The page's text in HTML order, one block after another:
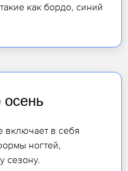
как бордо, синий
включает в себя
ногтей,
сезону.